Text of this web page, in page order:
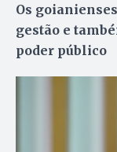
Os
gestão e
poder público